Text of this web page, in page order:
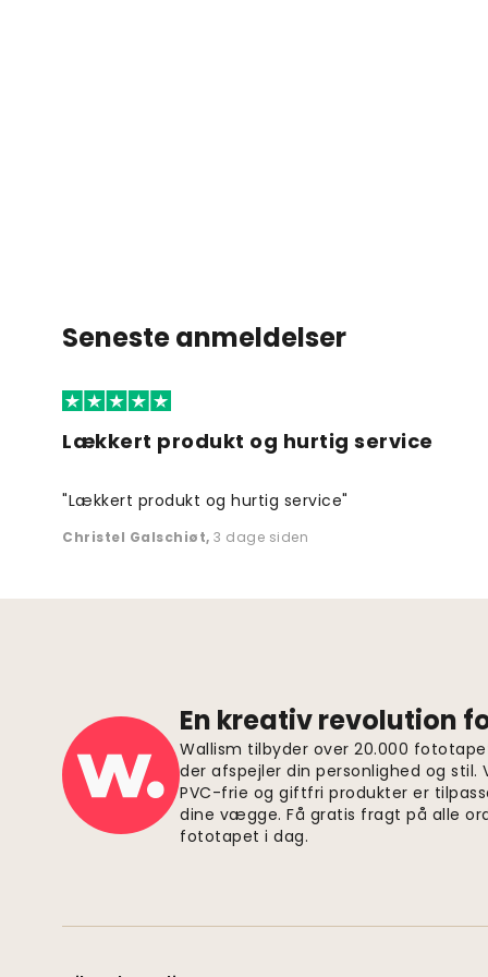
Seneste anmeldelser
Lækkert produkt og hurtig service
"Lækkert produkt og hurtig service"
Christel Galschiøt, 3 dage siden
En kreativ revolution
Wallism tilbyder over 20.000
der afspejler din personlighed og stil.
PVC-frie og giftfri produkter er
dine vægge. Få gratis fragt på alle
fototapet i dag.